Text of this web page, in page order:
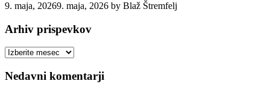
9. maja, 20269. maja, 2026 by Blaž Štremfelj
Arhiv prispevkov
Arhiv
Nedavni komentarji